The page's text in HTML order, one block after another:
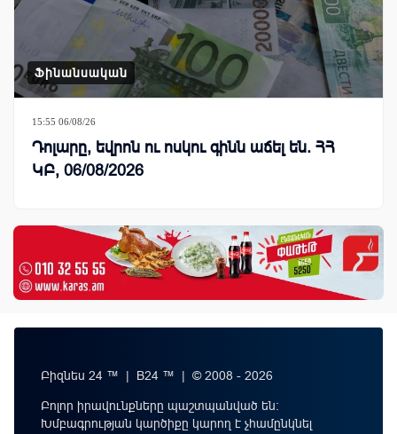
Ֆինանսական
15:55 06/08/26
Դոլարը, եվրոն ու ոսկու գինն աճել են. ՀՀ
ԿԲ, 06/08/2026
Բիզնես 24 ™ | B24 ™ | © 2008 - 2026
Բոլոր իրավունքները պաշտպանված են:
Խմբագրության կարծիքը կարող է չհամընկնել